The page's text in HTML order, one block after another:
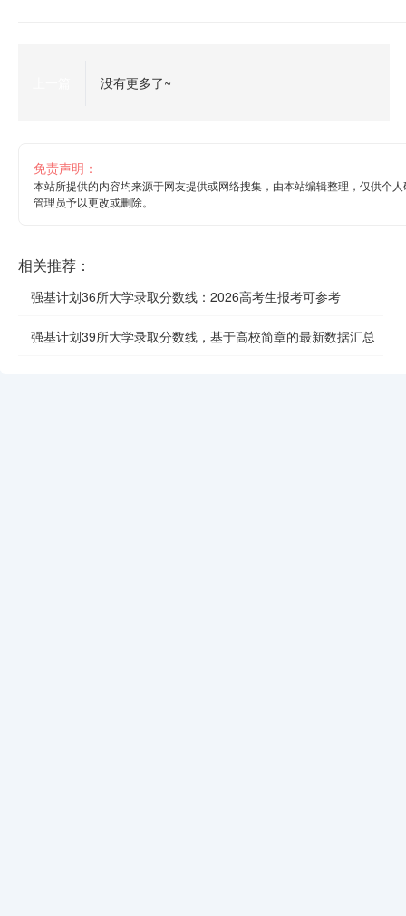
没有更多了~
免责声明：
本站所提供的内容均来源于网友提供或网络搜集，由本站编辑整理，仅供个
管理员予以更改或删除。
相关推荐：
强基计划36所大学录取分数线：2026高考生报考可参考
强基计划39所大学录取分数线，基于高校简章的最新数据汇总